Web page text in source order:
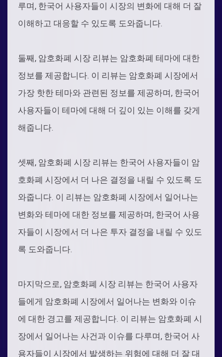
루며, 한국어 사용자들이 시장의 변화에 대해 더 잘
이해하고 대응할 수 있도록 도와줍니다.
둘째, 암호화폐 시장 리뷰는 암호화폐 테마에 대한
정보를 제공합니다. 이 리뷰는 암호화폐 시장에서
가장 핫한 테마와 관련된 정보를 제공하며, 한국어
사용자들이 테마에 대해 더 깊이 있는 이해를 갖게
해줍니다.
셋째, 암호화폐 시장 리뷰는 한국어 사용자들이 암
호화폐 시장에서 더 나은 결정을 내릴 수 있도록 도
와줍니다. 이 리뷰는 암호화폐 시장에서 일어나는
변화와 테마에 대한 정보를 제공하며, 한국어 사용
자들이 시장에서 더 나은 투자 결정을 내릴 수 있도
록 도와줍니다.
마지막으로, 암호화폐 시장 리뷰는 한국어 사용자
들에게 암호화폐 시장에서 일어나는 변화와 이슈
에 대한 경고를 제공합니다. 이 리뷰는 암호화폐 시
장에서 일어나는 사건과 이슈를 다루며, 한국어 사
용자들이 시장에서 발생하는 위험에 대해 더 잘 대